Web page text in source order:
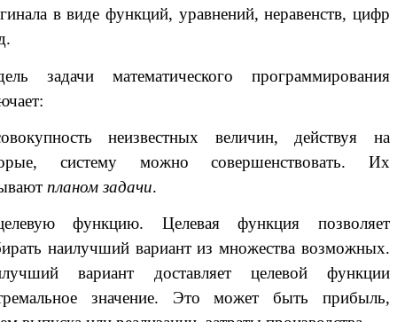
в виде функций, уравнений, неравенств, цифр
задачи математического программирования
неизвестных величин, действуя на
систему можно совершенствовать. Их
планом задачи.
функцию. Целевая функция позволяет
наилучший вариант из множества возможных.
вариант доставляет целевой функции
значение. Это может быть прибыль,